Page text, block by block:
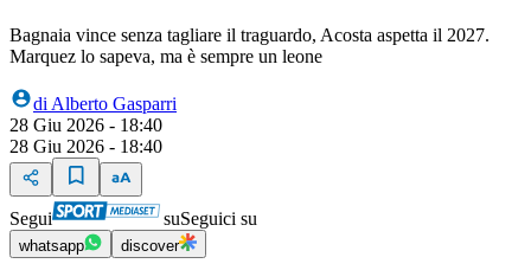
Bagnaia vince senza tagliare il traguardo, Acosta aspetta il 2027.
Marquez lo sapeva, ma è sempre un leone
di Alberto Gasparri
28 Giu 2026 - 18:40
28 Giu 2026 - 18:40
Segui suSeguici su
whatsapp discover